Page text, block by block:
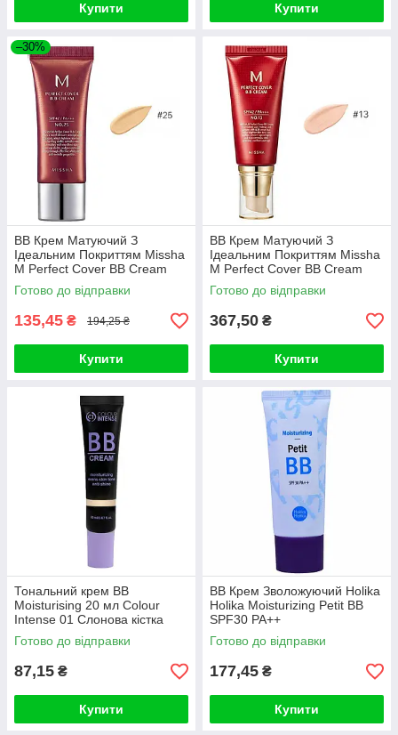
Купити Купити
–30%
ВВ Крем Матуючий З
Ідеальним Покриттям Missha
M Perfect Cover BB Cream
SPF42 PA+++ (20ml, 27
відтінок - світлий беж)
Готово до відправки
135,45 ₴ 194,25 ₴
Купити
ВВ Крем Матуючий З
Ідеальним Покриттям Missha
M Perfect Cover BB Cream
SPF42 PA+++ (50ml, 13
відтінок - молочний беж)
Готово до відправки
367,50 ₴
Купити
Тональний крем BB
Moisturising 20 мл Colour
Intense 01 Слонова кістка
Готово до відправки
87,15 ₴
Купити
BB Крем Зволожуючий Holika
Holika Moisturizing Petit BB
SPF30 PA++
Готово до відправки
177,45 ₴
Купити